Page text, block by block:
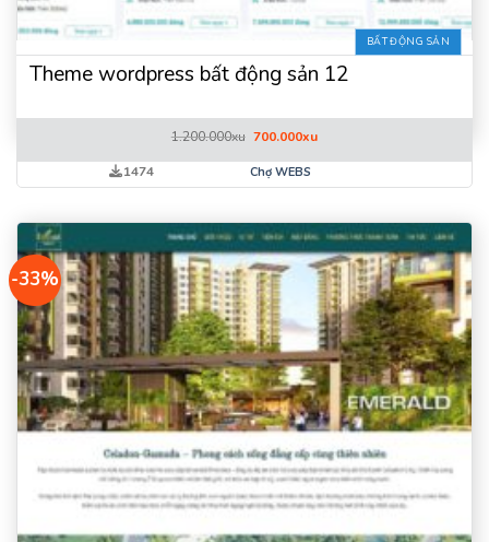
BẤT ĐỘNG SẢN
Theme wordpress bất động sản 12
1.200.000xu Giá
là:
1.200.000xu.
700.000xuGiá
tại
1474 Chợ WEBS
-33%